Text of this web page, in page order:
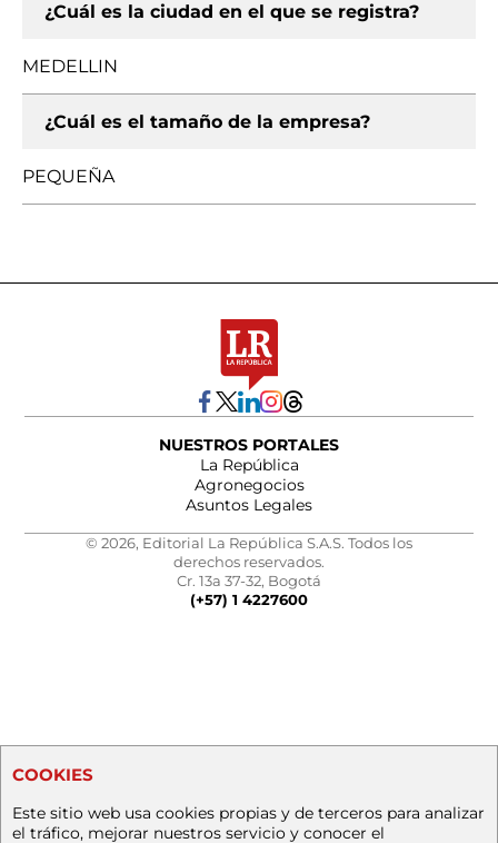
¿Cuál es la ciudad en el que se registra?
MEDELLIN
¿Cuál es el tamaño de la empresa?
PEQUEÑA
NUESTROS PORTALES
La República
Agronegocios
Asuntos Legales
© 2026, Editorial La República S.A.S. Todos los
derechos reservados.
Cr. 13a 37-32, Bogotá
(+57) 1 4227600
COOKIES
Este sitio web usa cookies propias y de terceros para analizar
el tráfico, mejorar nuestros servicio y conocer el